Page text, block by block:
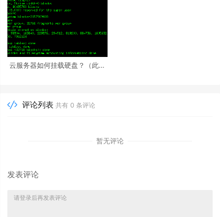
云服务器如何挂载硬盘？（此处
评论列表 共有 0 条评论
暂无评论
发表评论